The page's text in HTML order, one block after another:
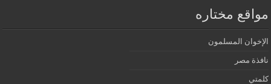
مواقع مختاره
الإخوان المسلمون
نافذة مصر
كلمتي